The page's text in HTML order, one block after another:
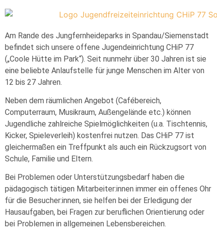
Am Rande des Jungfernheideparks in Spandau/Siemenstadt
befindet sich unsere offene Jugendeinrichtung CHiP 77
(„Coole Hütte im Park“). Seit nunmehr über 30 Jahren ist sie
eine beliebte Anlaufstelle für junge Menschen im Alter von
12 bis 27 Jahren.
Neben dem räumlichen Angebot (Cafébereich,
Computerraum, Musikraum, Außengelände etc.) können
Jugendliche zahlreiche Spielmöglichkeiten (u.a. Tischtennis,
Kicker, Spieleverleih) kostenfrei nutzen. Das CHiP 77 ist
gleichermaßen ein Treffpunkt als auch ein Rückzugsort von
Schule, Familie und Eltern.
Bei Problemen oder Unterstützungsbedarf haben die
pädagogisch tätigen Mitarbeiter:innen immer ein offenes Ohr
für die Besucher:innen, sie helfen bei der Erledigung der
Hausaufgaben, bei Fragen zur beruflichen Orientierung oder
bei Problemen in allgemeinen Lebensbereichen.